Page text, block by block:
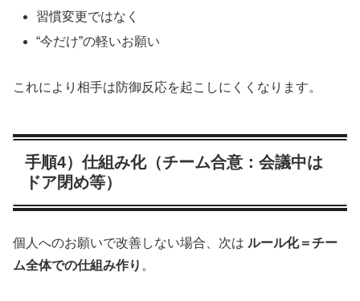
習慣変更ではなく
“今だけ”の軽いお願い
これにより相手は防御反応を起こしにくくなります。
手順4）仕組み化（チーム合意：会議中は
ドア閉め等）
個人へのお願いで改善しない場合、次は ルール化＝チー
ム全体での仕組み作り 。